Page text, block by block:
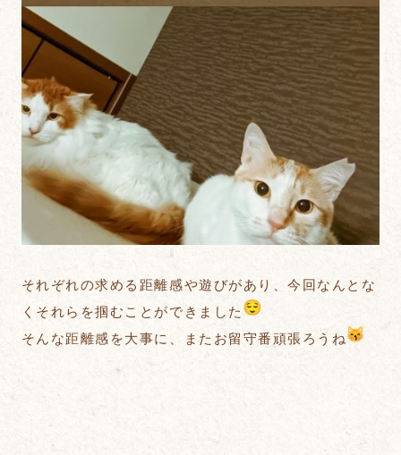
それぞれの求める距離感や遊びがあり、今回なんとな
くそれらを掴むことができました
そんな距離感を大事に、またお留守番頑張ろうね